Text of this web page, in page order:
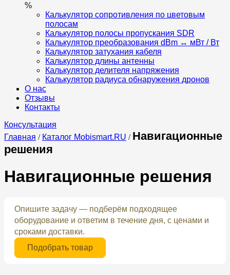
%
Калькулятор сопротивления по цветовым
полосам
Калькулятор полосы пропускания SDR
Калькулятор преобразования dBm ↔ мВт / Вт
Калькулятор затухания кабеля
Калькулятор длины антенны
Калькулятор делителя напряжения
Калькулятор радиуса обнаружения дронов
О нас
Отзывы
Контакты
Консультация
Главная / Каталог Mobismart.RU / Навигационные
решения
Навигационные решения
Опишите задачу — подберём подходящее
оборудование и ответим в течение дня, с ценами и
сроками доставки.
Подобрать товар